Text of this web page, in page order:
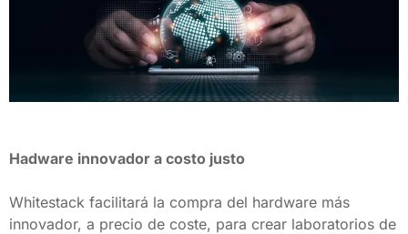
Hadware innovador a costo justo
Whitestack facilitará la compra del hardware más
innovador, a precio de coste, para crear laboratorios de